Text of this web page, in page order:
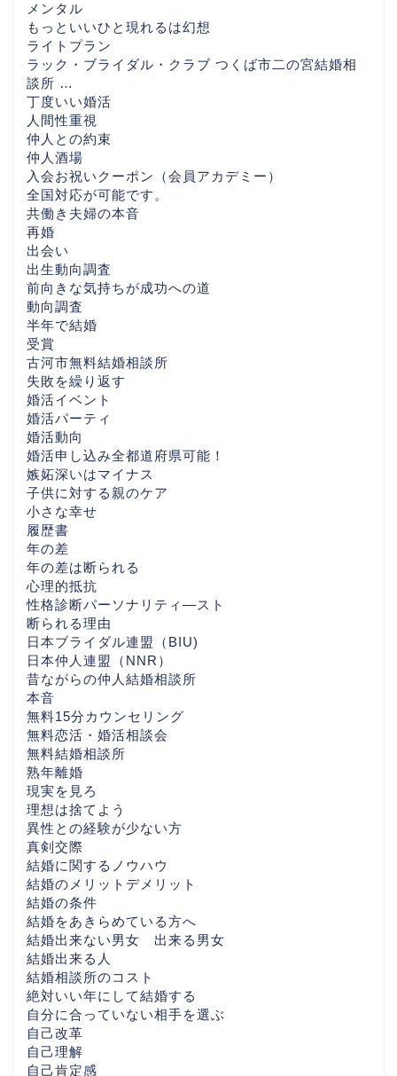
メンタル
もっといいひと現れるは幻想
ライトプラン
ラック・ブライダル・クラブ つくば市二の宮結婚相
談所 …
丁度いい婚活
人間性重視
仲人との約束
仲人酒場
入会お祝いクーポン（会員アカデミー）
全国対応が可能です。
共働き夫婦の本音
再婚
出会い
出生動向調査
前向きな気持ちが成功への道
動向調査
半年で結婚
受賞
古河市無料結婚相談所
失敗を繰り返す
婚活イベント
婚活パーティ
婚活動向
婚活申し込み全都道府県可能！
嫉妬深いはマイナス
子供に対する親のケア
小さな幸せ
履歴書
年の差
年の差は断られる
心理的抵抗
性格診断パーソナリティ―スト
断られる理由
日本ブライダル連盟（BIU)
日本仲人連盟（NNR）
昔ながらの仲人結婚相談所
本音
無料15分カウンセリング
無料恋活・婚活相談会
無料結婚相談所
熟年離婚
現実を見ろ
理想は捨てよう
異性との経験が少ない方
真剣交際
結婚に関するノウハウ
結婚のメリットデメリット
結婚の条件
結婚をあきらめている方へ
結婚出来ない男女 出来る男女
結婚出来る人
結婚相談所のコスト
絶対いい年にして結婚する
自分に合っていない相手を選ぶ
自己改革
自己理解
自己肯定感
んでほしい話 （30代後
各地域別婚活ぺージ・AI